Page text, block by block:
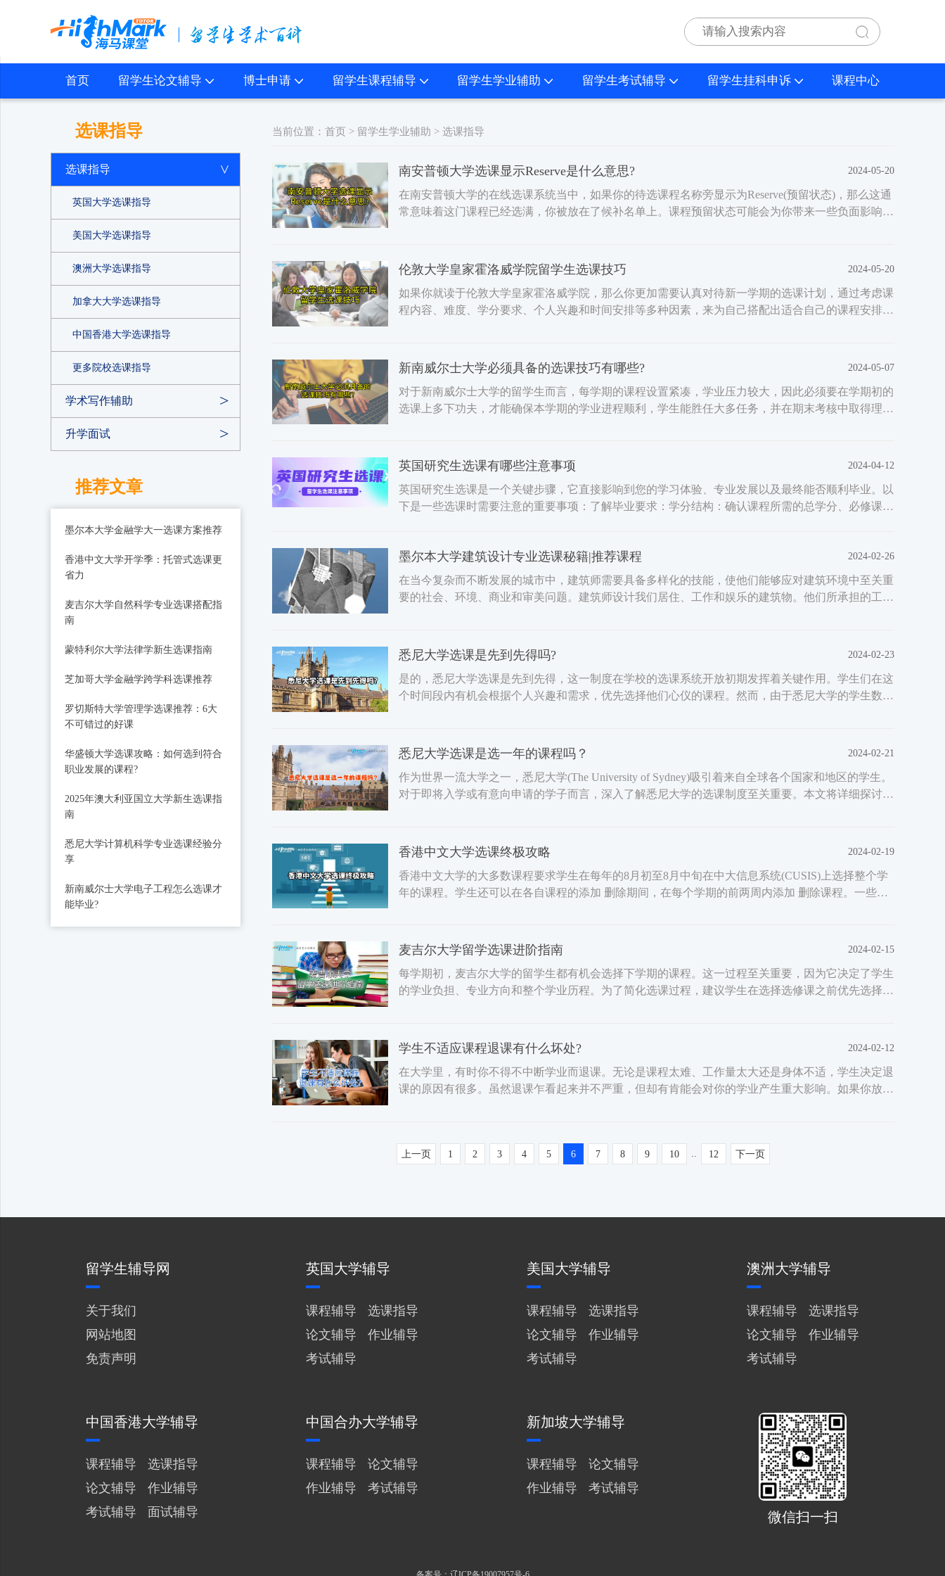
首页 留学生论文辅导 博士申请 留学生课程辅导 留学生学业辅助 留学生考试辅导 留学生挂科申诉 课程中心
选课指导
选课指导
英国大学选课指导
美国大学选课指导
澳洲大学选课指导
加拿大大学选课指导
中国香港大学选课指导
更多院校选课指导
学术写作辅助
升学面试
推荐文章
墨尔本大学金融学大一选课方案推荐
香港中文大学开学季：托管式选课更
省力
麦吉尔大学自然科学专业选课搭配指
南
蒙特利尔大学法律学新生选课指南
芝加哥大学金融学跨学科选课推荐
罗切斯特大学管理学选课推荐：6大
不可错过的好课
华盛顿大学选课攻略：如何选到符合
职业发展的课程?
2025年澳大利亚国立大学新生选课指
南
悉尼大学计算机科学专业选课经验分
享
新南威尔士大学电子工程怎么选课才
能毕业?
当前位置： 首页 > 留学生学业辅助 > 选课指导
2024-05-20
南安普顿大学选课显示Reserve是什么意思?
在南安普顿大学的在线选课系统当中，如果你的待选课程名称旁显示为Reserve(预留状态)，那么这通
常意味着这门课程已经选满，你被放在了候补名单上。课程预留状态可能会为你带来一些负面影响，
2024-05-20
伦敦大学皇家霍洛威学院留学生选课技巧
如果你就读于伦敦大学皇家霍洛威学院，那么你更加需要认真对待新一学期的选课计划，通过考虑课
程内容、难度、学分要求、个人兴趣和时间安排等多种因素，来为自己搭配出适合自己的课程安排。
2024-05-07
新南威尔士大学必须具备的选课技巧有哪些?
对于新南威尔士大学的留学生而言，每学期的课程设置紧凑，学业压力较大，因此必须要在学期初的
选课上多下功夫，才能确保本学期的学业进程顺利，学生能胜任大多任务，并在期末考核中取得理想
2024-04-12
英国研究生选课有哪些注意事项
英国研究生选课是一个关键步骤，它直接影响到您的学习体验、专业发展以及最终能否顺利毕业。以
下是一些选课时需要注意的重要事项：了解毕业要求：学分结构：确认课程所需的总学分、必修课学
2024-02-26
墨尔本大学建筑设计专业选课秘籍|推荐课程
在当今复杂而不断发展的城市中，建筑师需要具备多样化的技能，使他们能够应对建筑环境中至关重
要的社会、环境、商业和审美问题。建筑师设计我们居住、工作和娱乐的建筑物。他们所承担的工作
2024-02-23
悉尼大学选课是先到先得吗?
是的，悉尼大学选课是先到先得，这一制度在学校的选课系统开放初期发挥着关键作用。学生们在这
个时间段内有机会根据个人兴趣和需求，优先选择他们心仪的课程。然而，由于悉尼大学的学生数量
2024-02-21
悉尼大学选课是选一年的课程吗？
作为世界一流大学之一，悉尼大学(The University of Sydney)吸引着来自全球各个国家和地区的学生。
对于即将入学或有意向申请的学子而言，深入了解悉尼大学的选课制度至关重要。本文将详细探讨悉
2024-02-19
香港中文大学选课终极攻略
香港中文大学的大多数课程要求学生在每年的8月初至8月中旬在中大信息系统(CUSIS)上选择整个学
年的课程。学生还可以在各自课程的添加 删除期间，在每个学期的前两周内添加 删除课程。一些课
2024-02-15
麦吉尔大学留学选课进阶指南
每学期初，麦吉尔大学的留学生都有机会选择下学期的课程。这一过程至关重要，因为它决定了学生
的学业负担、专业方向和整个学业历程。为了简化选课过程，建议学生在选择选修课之前优先选择必
2024-02-12
学生不适应课程退课有什么坏处?
在大学里，有时你不得不中断学业而退课。无论是课程太难、工作量太大还是身体不适，学生决定退
课的原因有很多。虽然退课乍看起来并不严重，但却有肯能会对你的学业产生重大影响。如果你放弃
上一页 1 2 3 4 5 6 7 8 9 10 12 下一页
留学生辅导网
关于我们
网站地图
免责声明
英国大学辅导
课程辅导
选课指导
论文辅导
作业辅导
考试辅导
美国大学辅导
课程辅导
选课指导
论文辅导
作业辅导
考试辅导
澳洲大学辅导
课程辅导
选课指导
论文辅导
作业辅导
考试辅导
中国香港大学辅导
课程辅导
选课指导
论文辅导
作业辅导
考试辅导
面试辅导
中国合办大学辅导
课程辅导
论文辅导
作业辅导
考试辅导
新加坡大学辅导
课程辅导
论文辅导
作业辅导
考试辅导
微信扫一扫